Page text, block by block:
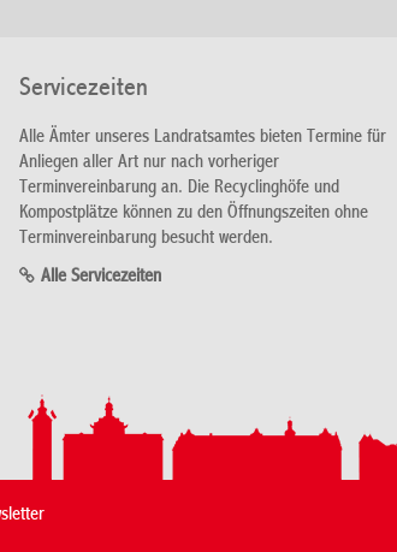
Servicezeiten
Alle Ämter unseres Landratsamtes bieten Termine für
Anliegen aller Art nur nach vorheriger
Terminvereinbarung an. Die Recyclinghöfe und
Kompostplätze können zu den Öffnungszeiten ohne
Terminvereinbarung besucht werden.
Alle Servicezeiten